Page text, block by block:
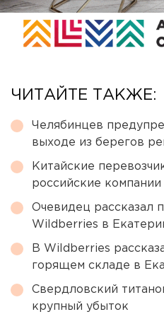
ЧИТАЙТЕ ТАКЖЕ:
Челябинцев
выходе из берегов
Китайские
российские
Очевидец рассказал
Wildberries в
В Wildberries
горящем складе в
Свердловский
крупный убыток